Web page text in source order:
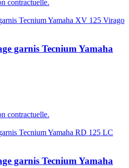
contractuelle.
garnis Tecnium Yamaha
contractuelle.
garnis Tecnium Yamaha